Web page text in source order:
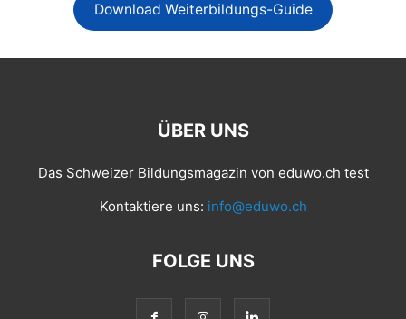
Download Weiterbildungs-Guide
ÜBER UNS
Das Schweizer Bildungsmagazin von eduwo.ch test
Kontaktiere uns: info@eduwo.ch
FOLGE UNS